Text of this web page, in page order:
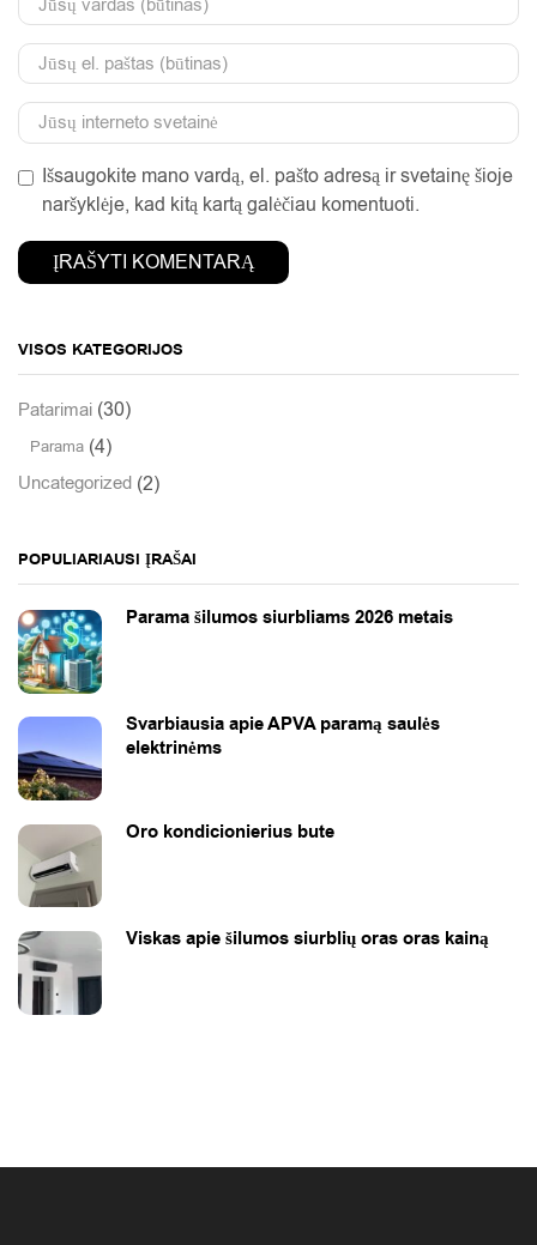
Išsaugokite mano vardą, el. pašto adresą ir svetainę šioje
naršyklėje, kad kitą kartą galėčiau komentuoti.
VISOS KATEGORIJOS
Patarimai (30)
Parama (4)
Uncategorized (2)
POPULIARIAUSI ĮRAŠAI
Parama šilumos siurbliams 2026 metais
Svarbiausia apie APVA paramą saulės
elektrinėms
Oro kondicionierius bute
Viskas apie šilumos siurblių oras oras kainą